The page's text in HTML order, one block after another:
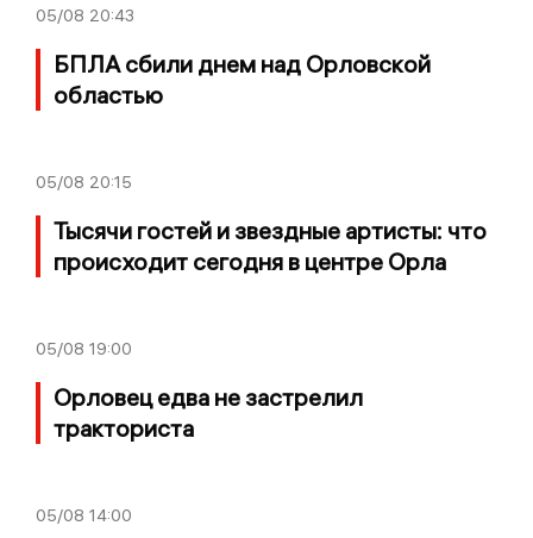
05/08 20:43
БПЛА сбили днем над Орловской
областью
05/08 20:15
Тысячи гостей и звездные артисты: что
происходит сегодня в центре Орла
05/08 19:00
Орловец едва не застрелил
тракториста
05/08 14:00